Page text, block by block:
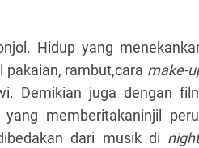
Hidup yang
rambut,cara make-
Demikian juga dengan
memberitakaninjil
dari musik di